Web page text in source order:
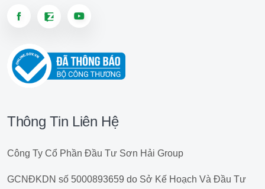
Thông Tin Liên Hệ
Công Ty Cổ Phần Đầu Tư Sơn Hải Group
GCNĐKDN số 5000893659 do Sở Kế Hoạch Và Đầu Tư